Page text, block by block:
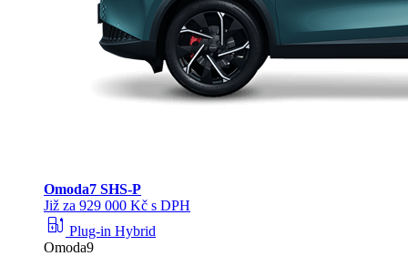
Omoda7 SHS-P
Již za 929 000 Kč s DPH
ev_station Plug-in Hybrid
Omoda9